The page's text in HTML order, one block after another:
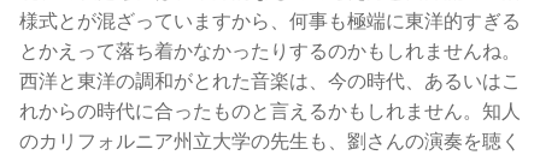
様式とが混ざっていますから、何事も極端に東洋的すぎる
とかえって落ち着かなかったりするのかもしれませんね。
西洋と東洋の調和がとれた音楽は、今の時代、あるいはこ
れからの時代に合ったものと言えるかもしれません。知人
のカリフォルニア州立大学の先生も、劉さんの演奏を聴く